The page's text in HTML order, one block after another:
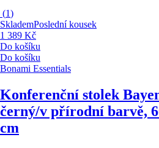
(1)
SklademPoslední kousek
1 389 Kč
Do košíku
Do košíku
Bonami Essentials
Konferenční stolek
černý/v přírodní barvě,
cm